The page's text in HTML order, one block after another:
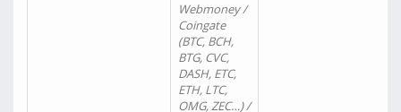
Webmoney /
Coingate
(BTC, BCH,
BTG, CVC,
DASH, ETC,
ETH, LTC,
OMG, ZEC…) /